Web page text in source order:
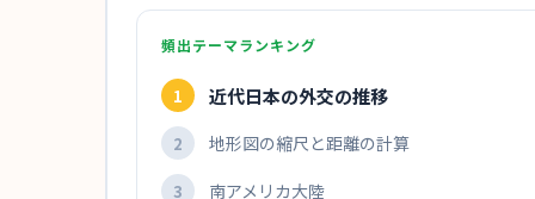
頻出テーマランキング
1 近代日本の外交の推移
2 地形図の縮尺と距離の計算
3 南アメリカ大陸